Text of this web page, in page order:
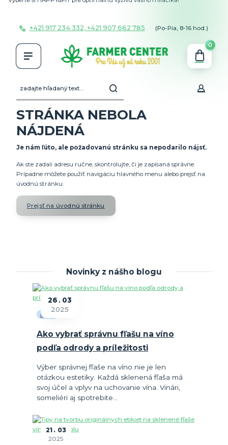
+421 917 234 332, +421 907 662 785 (Po-Pia, 8-16 hod.)
0
STRÁNKA NEBOLA
NÁJDENÁ
Je nám ľúto, ale požadovanú stránku sa nepodarilo nájsť.
Ak ste zadali adresu ručne, skontrolujte, či je zapísaná správne.
Prípadne môžete použiť navigáciu hlavného menu alebo prejsť na
úvodnú stránku.
Prejsť na úvodnú stránku
Novinky z nášho blogu
26
03
2025
Fľaše
Ako vybrať správnu fľašu na víno
podľa odrody a príležitosti
Výber správnej fľaše na víno nie je len
otázkou estetiky. Každá sklenená fľaša má
svoj účel a vplyv na uchovanie vína. Vinári,
someliéri aj spotrebite...
21
03
2025